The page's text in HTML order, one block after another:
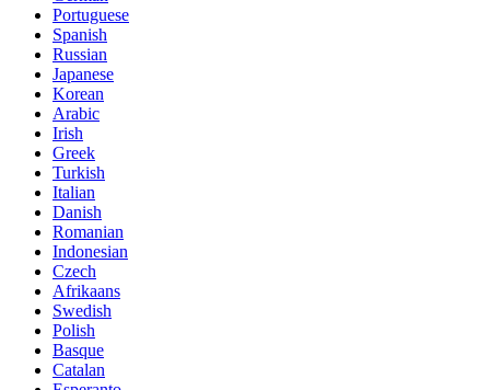
Portuguese
Spanish
Russian
Japanese
Korean
Arabic
Irish
Greek
Turkish
Italian
Danish
Romanian
Indonesian
Czech
Afrikaans
Swedish
Polish
Basque
Catalan